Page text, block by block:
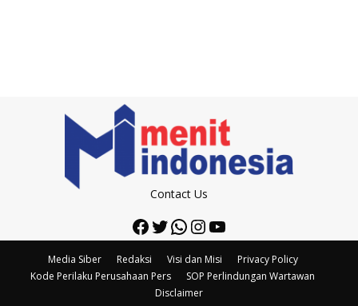
Contact Us
Facebook
Twitter
WhatsApp
Instagram
YouTube
Media Siber Redaksi Visi dan Misi
Privacy Policy
Kode Perilaku Perusahaan Pers
SOP Perlindungan Wartawan
Disclaimer